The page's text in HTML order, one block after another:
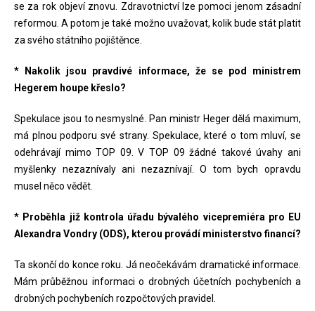
se za rok objeví znovu. Zdravotnictví lze pomoci jenom zásadní
reformou. A potom je také možno uvažovat, kolik bude stát platit
za svého státního pojištěnce.
* Nakolik jsou pravdivé informace, že se pod ministrem
Hegerem houpe křeslo?
Spekulace jsou to nesmyslné. Pan ministr Heger dělá maximum,
má plnou podporu své strany. Spekulace, které o tom mluví, se
odehrávají mimo TOP 09. V TOP 09 žádné takové úvahy ani
myšlenky nezaznívaly ani nezaznívají. O tom bych opravdu
musel něco vědět.
* Proběhla již kontrola úřadu bývalého vicepremiéra pro EU
Alexandra Vondry (ODS), kterou provádí ministerstvo financí?
Ta skončí do konce roku. Já neočekávám dramatické informace.
Mám průběžnou informaci o drobných účetních pochybeních a
drobných pochybeních rozpočtových pravidel.